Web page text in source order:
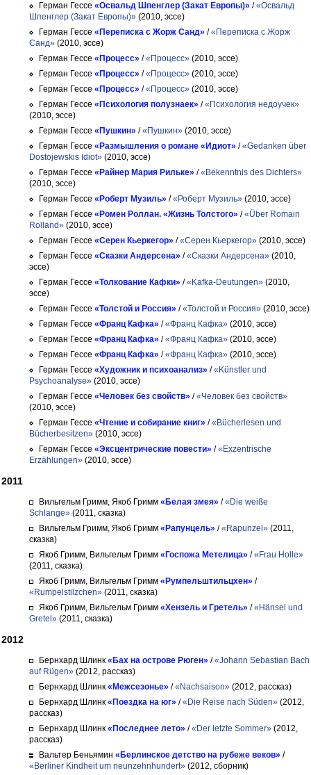
Герман Гессе «Освальд Шпенглер (Закат Европы)» /«Освальд
Шпенглер (Закат Европы)» (2010, эссе)
Герман Гессе «Переписка с Жорж Санд» /«Переписка с Жорж
Санд» (2010, эссе)
Герман Гессе «Процесс» /«Процесс» (2010, эссе)
Герман Гессе «Процесс» /«Процесс» (2010, эссе)
Герман Гессе «Процесс» /«Процесс» (2010, эссе)
Герман Гессе «Психология полузнаек» /«Психология недоучек»
(2010, эссе)
Герман Гессе «Пушкин» /«Пушкин» (2010, эссе)
Герман Гессе «Размышления о романе «Идиот» /«Gedanken über
Dostojewskis Idiot» (2010, эссе)
Герман Гессе «Райнер Мария Рильке» /«Bekenntnis des Dichters»
(2010, эссе)
Герман Гессе «Роберт Музиль» /«Роберт Музиль» (2010, эссе)
Герман Гессе «Ромен Роллан. «Жизнь Толстого» /«Über Romain
Rolland» (2010, эссе)
Герман Гессе «Серен Кьеркегор» /«Серен Кьеркегор» (2010, эссе)
Герман Гессе «Сказки Андерсена» /«Сказки Андерсена» (2010,
эссе)
Герман Гессе «Толкование Кафки» /«Kafka-Deutungen» (2010,
эссе)
Герман Гессе «Толстой и Россия» /«Толстой и Россия» (2010, эссе)
Герман Гессе «Франц Кафка» /«Франц Кафка» (2010, эссе)
Герман Гессе «Франц Кафка» /«Франц Кафка» (2010, эссе)
Герман Гессе «Франц Кафка» /«Франц Кафка» (2010, эссе)
Герман Гессе «Художник и психоанализ» /«Künstler und
Psychoanalyse» (2010, эссе)
Герман Гессе «Человек без свойств» /«Человек без свойств»
(2010, эссе)
Герман Гессе «Чтение и собирание книг» /«Bücherlesen und
Bücherbesitzen» (2010, эссе)
Герман Гессе «Эксцентрические повести» /«Exzentrische
Erzählungen» (2010, эссе)
2011
Вильгельм Гримм, Якоб Гримм «Белая змея» /«Die weiße
Schlange» (2011, сказка)
Вильгельм Гримм, Якоб Гримм «Рапунцель» /«Rapunzel» (2011,
сказка)
Якоб Гримм, Вильгельм Гримм «Госпожа Метелица» /«Frau Holle»
(2011, сказка)
Якоб Гримм, Вильгельм Гримм «Румпельштильцхен» /
«Rumpelstilzchen» (2011, сказка)
Якоб Гримм, Вильгельм Гримм «Хензель и Гретель» /«Hänsel und
Gretel» (2011, сказка)
2012
Бернхард Шлинк «Бах на острове Рюген» /«Johann Sebastian Bach
auf Rügen» (2012, рассказ)
Бернхард Шлинк «Межсезонье» /«Nachsaison» (2012, рассказ)
Бернхард Шлинк «Поездка на юг» /«Die Reise nach Süden» (2012,
рассказ)
Бернхард Шлинк «Последнее лето» /«Der letzte Sommer» (2012,
рассказ)
Вальтер Беньямин «Берлинское детство на рубеже веков» /
«Berliner Kindheit um neunzehnhundert» (2012, сборник)